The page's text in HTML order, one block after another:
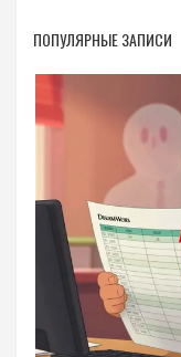
ПОПУЛЯРНЫЕ ЗАПИСИ